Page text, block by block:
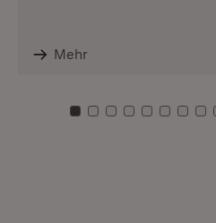
Mehr
Zu Kachel: 0
Zu Kachel: 1
Zu Kachel: 2
Zu Kachel:
ZuZuZu